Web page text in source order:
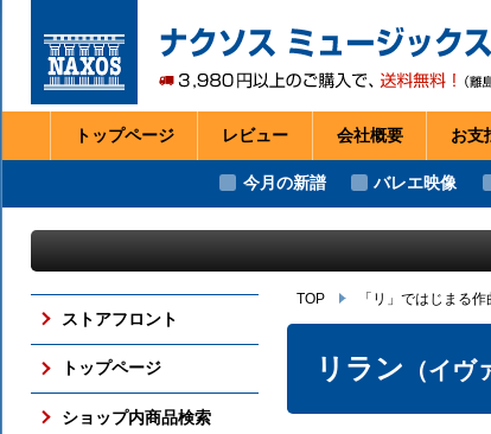
トップページ レビュー 会社概要 お支
今月の新譜 バレエ映像
ストアフロント
トップページ
ショップ内商品検索
TOP 「リ」ではじまる作
リラン （イヴ